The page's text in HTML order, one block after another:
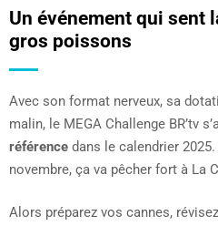
Un événement qui sent
gros poissons
Avec son format nerveux, sa
malin, le MEGA Challenge BR’tv
référence dans le calendrier
novembre, ça va pêcher fort à La
Alors préparez vos cannes,